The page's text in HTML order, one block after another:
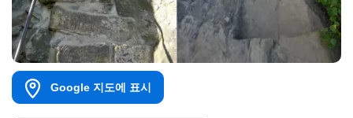
Google 지도에 표시